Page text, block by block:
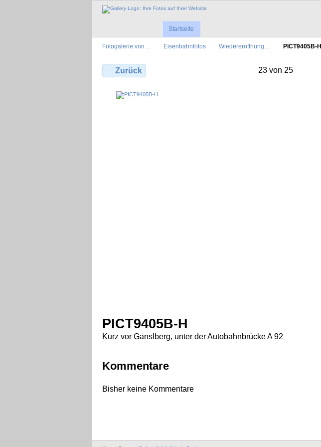
Startseite
Fotogalerie von… Eisenbahnfotos Wiedereröffnung… PICT9405B-H
Zurück 23 von 25
PICT9405B-H
Kurz vor Ganslberg, unter der Autobahnbrücke A 92
Kommentare
Bisher keine Kommentare